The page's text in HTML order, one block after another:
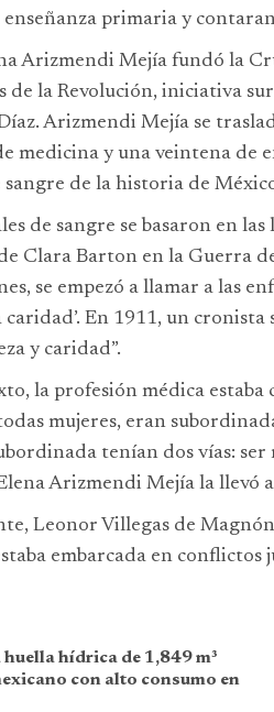
primaria y
Arizmendi Mejía fundó la
de la Revolución, iniciativa
Arizmendi Mejía se
medicina y una veintena de
sangre de la historia de
de sangre se basaron en
Clara Barton en la Guerra
se empezó a llamar a las
caridad’. En 1911, un
y caridad”.
la profesión médica
mujeres, eran
tenían dos vías:
Arizmendi Mejía la llevó
Leonor Villegas de
embarcada en conflictos
hídrica de 1,849 m³
con alto consumo en